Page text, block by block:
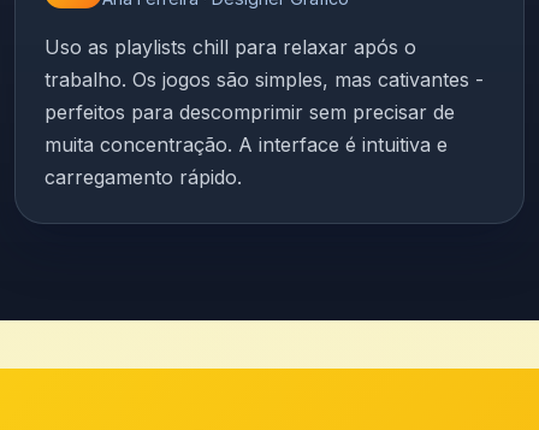
Uso as playlists chill para relaxar após o
trabalho. Os jogos são simples, mas cativantes -
perfeitos para descomprimir sem precisar de
muita concentração. A interface é intuitiva e
carregamento rápido.